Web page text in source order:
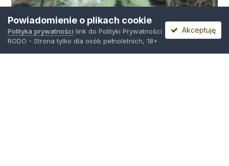
Powiadomienie o plikach cookie
Polityka prywatności link do Polityki Prywatności
RODO - Strona tylko dla osób pełnoletnich, 18+
Akceptuję